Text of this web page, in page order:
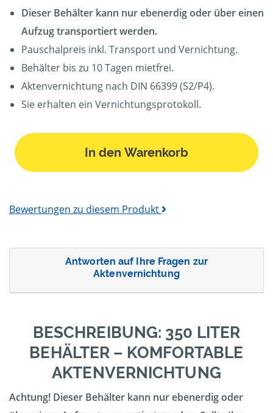
Dieser Behälter kann nur ebenerdig oder über einen
Aufzug transportiert werden.
Pauschalpreis inkl. Transport und Vernichtung.
Behälter bis zu 10 Tagen mietfrei.
Aktenvernichtung nach DIN 66399 (S2/P4).
Sie erhalten ein Vernichtungsprotokoll.
In den Warenkorb
Bewertungen zu diesem Produkt
Antworten auf Ihre Fragen zur
Aktenvernichtung
BESCHREIBUNG: 350 LITER
BEHÄLTER – KOMFORTABLE
AKTENVERNICHTUNG
Achtung! Dieser Behälter kann nur ebenerdig oder